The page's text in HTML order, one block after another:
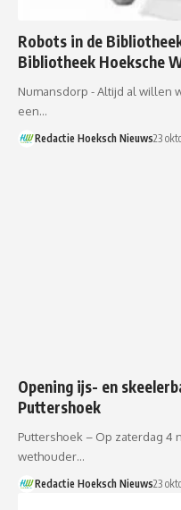
Robots in de
Bibliotheek Hoeksche
Numansdorp - Altijd al willen
een…
Redactie Hoeksch Nieuws23
Opening ijs- en
Puttershoek
Puttershoek – Op zaterdag 4
wethouder…
Redactie Hoeksch Nieuws23